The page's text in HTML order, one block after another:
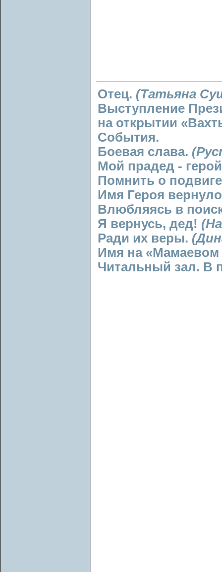
Отец. (Татьяна
Выступление
на открытии
События.
Боевая слава.
Мой прадед -
Помнить о
Имя Героя
Влюбляясь в
Я вернусь, дед!
Ради их веры.
Имя на «Мамаевом
Читальный зал. В